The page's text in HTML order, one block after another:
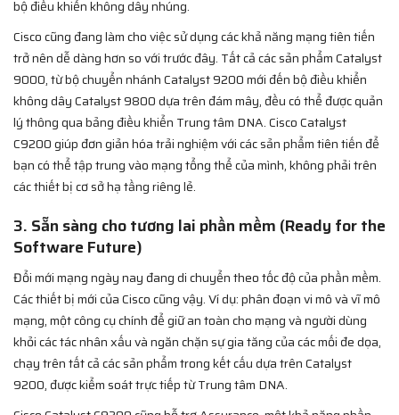
bộ điều khiển không dây nhúng.
Cisco cũng đang làm cho việc sử dụng các khả năng mạng tiên tiến
trở nên dễ dàng hơn so với trước đây. Tất cả các sản phẩm Catalyst
9000, từ bộ chuyển nhánh Catalyst 9200 mới đến bộ điều khiển
không dây Catalyst 9800 dựa trên đám mây, đều có thể được quản
lý thông qua bảng điều khiển Trung tâm DNA. Cisco Catalyst
C9200 giúp đơn giản hóa trải nghiệm với các sản phẩm tiên tiến để
bạn có thể tập trung vào mạng tổng thể của mình, không phải trên
các thiết bị cơ sở hạ tầng riêng lẻ.
3. Sẵn sàng cho tương lai phần mềm (Ready for the
Software Future)
Đổi mới mạng ngày nay đang di chuyển theo tốc độ của phần mềm.
Các thiết bị mới của Cisco cũng vậy. Ví dụ: phân đoạn vi mô và vĩ mô
mạng, một công cụ chính để giữ an toàn cho mạng và người dùng
khỏi các tác nhân xấu và ngăn chặn sự gia tăng của các mối đe dọa,
chạy trên tất cả các sản phẩm trong kết cấu dựa trên Catalyst
9200, được kiểm soát trực tiếp từ Trung tâm DNA.